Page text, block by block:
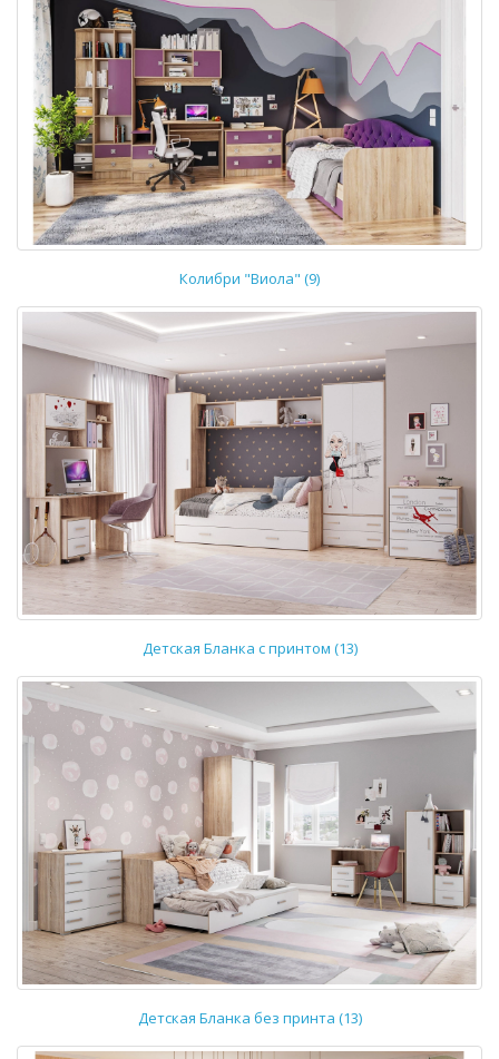
Колибри "Виола" (9)
Детская Бланка с принтом (13)
Детская Бланка без принта (13)